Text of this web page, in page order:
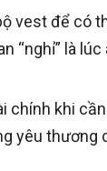
vest để có
“nghỉ” là
chính khi
yêu thương